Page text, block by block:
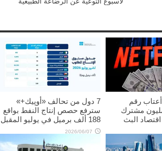
رقم
400 مليون مشترك
البث
7 دول من تحالف «أوپيك+»
سترفع حصص إنتاج النفط بواقع
188 ألف برميل في يوليو المقبل
2026/06/07